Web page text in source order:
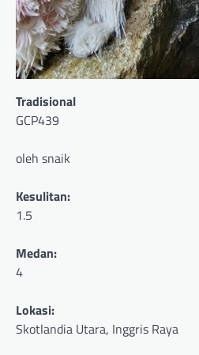
Tradisional
GCP439
oleh snaik
Kesulitan:
1.5
Medan:
4
Lokasi:
Skotlandia Utara, Inggris Raya